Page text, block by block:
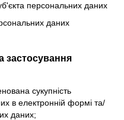
персональних даних
даних
застосування
сукупність
в електронній формі та/
даних;